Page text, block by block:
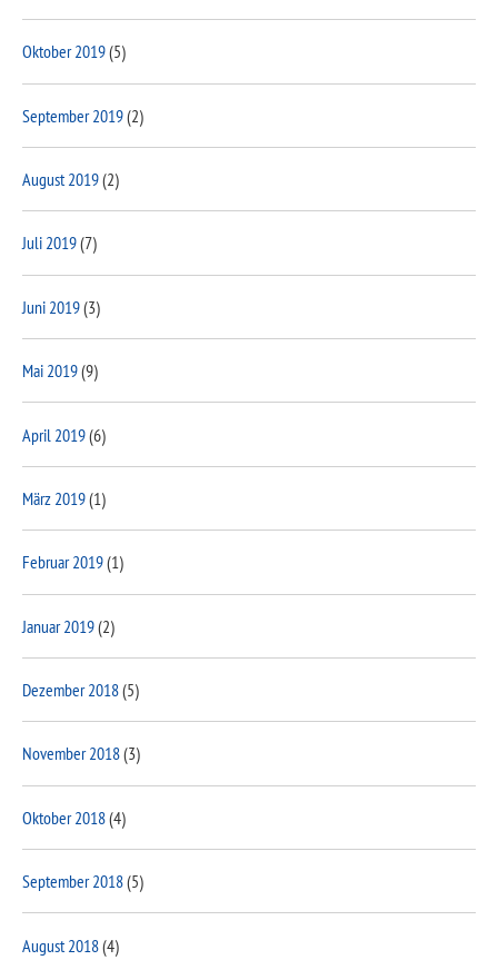
Oktober 2019(5)
September 2019(2)
August 2019(2)
Juli 2019(7)
Juni 2019(3)
Mai 2019(9)
April 2019(6)
März 2019(1)
Februar 2019(1)
Januar 2019(2)
Dezember 2018(5)
November 2018(3)
Oktober 2018(4)
September 2018(5)
August 2018(4)